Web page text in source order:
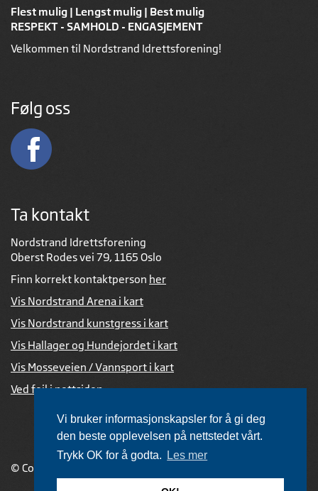
Vi bruker informasjonskapsler for å gi deg
den beste opplevelsen på nettstedet vårt.
Trykk OK for å godta.
Les mer
Flest mulig | Lengst mulig | Best mulig
RESPEKT - SAMHOLD - ENGASJEMENT
Velkommen til Nordstrand Idrettsforening!
Følg oss
Ta kontakt
Nordstrand Idrettsforening
Oberst Rodes vei 79, 1165 Oslo
Finn korrekt kontaktperson her
Vis Nordstrand Arena i kart
Vis Nordstrand kunstgress i kart
Vis Hallager og Hundejordet i kart
Vis Mosseveien / Vannsport i kart
Ved feil i nettsiden
© Copyright 2026 |